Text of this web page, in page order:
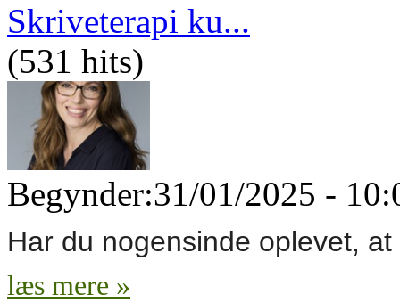
Skriveterapi ku...
(531 hits)
Begynder:31/01/2025 -
Har du nogensinde oplevet,
læs mere »